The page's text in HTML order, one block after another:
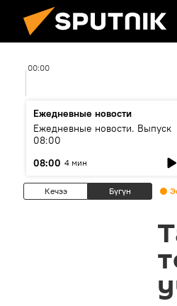
00:00
Ежедневные новости
Ежедневные новости. Выпуск
08:00
08:00 4 мин
Кечээ Бүгүн